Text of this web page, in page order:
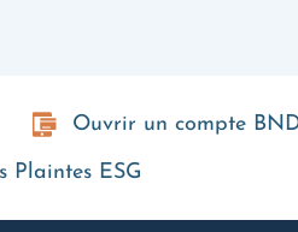
Ouvrir un compte
Plaintes ESG